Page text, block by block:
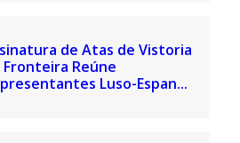
de Atas de Vistoria
Fronteira Reúne
Luso-Espan...